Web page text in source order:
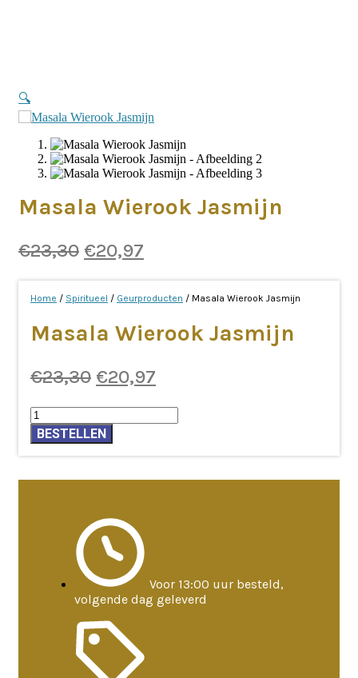
🔍
Masala Wierook Jasmijn
€23,30 Oorspronkelijke
was:
€20,97
is:
Home / Spiritueel / Geurproducten / Masala Wierook Jasmijn
Masala Wierook Jasmijn
€23,30 Oorspronkelijke
was:
€23,30.
€20,97
is:
Masala
Wierook
Jasmijn
aantal
BESTELLEN
Voor 13:00 uur besteld,
volgende dag geleverd